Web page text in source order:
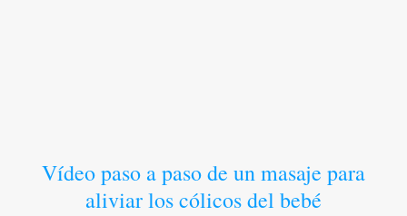
Vídeo paso a paso de un masaje para
aliviar los cólicos del bebé